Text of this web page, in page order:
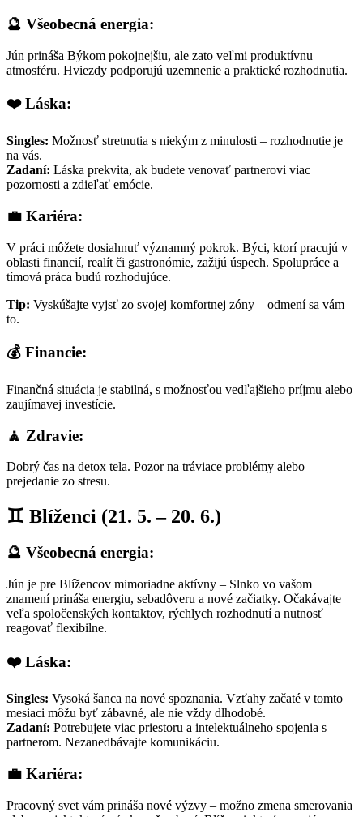
🔮 Všeobecná energia:
Jún prináša Býkom pokojnejšiu, ale zato veľmi produktívnu
atmosféru. Hviezdy podporujú uzemnenie a praktické rozhodnutia.
❤️ Láska:
Singles: Možnosť stretnutia s niekým z minulosti – rozhodnutie je
na vás.
Zadaní: Láska prekvita, ak budete venovať partnerovi viac
pozornosti a zdieľať emócie.
💼 Kariéra:
V práci môžete dosiahnuť významný pokrok. Býci, ktorí pracujú v
oblasti financií, realít či gastronómie, zažijú úspech. Spolupráce a
tímová práca budú rozhodujúce.
Tip: Vyskúšajte vyjsť zo svojej komfortnej zóny – odmení sa vám
to.
💰 Financie:
Finančná situácia je stabilná, s možnosťou vedľajšieho príjmu alebo
zaujímavej investície.
🧘 Zdravie:
Dobrý čas na detox tela. Pozor na tráviace problémy alebo
prejedanie zo stresu.
♊ Blíženci (21. 5. – 20. 6.)
🔮 Všeobecná energia:
Jún je pre Blížencov mimoriadne aktívny – Slnko vo vašom
znamení prináša energiu, sebadôveru a nové začiatky. Očakávajte
veľa spoločenských kontaktov, rýchlych rozhodnutí a nutnosť
reagovať flexibilne.
❤️ Láska:
Singles: Vysoká šanca na nové spoznania. Vzťahy začaté v tomto
mesiaci môžu byť zábavné, ale nie vždy dlhodobé.
Zadaní: Potrebujete viac priestoru a intelektuálneho spojenia s
partnerom. Nezanedbávajte komunikáciu.
💼 Kariéra:
Pracovný svet vám prináša nové výzvy – možno zmena smerovania